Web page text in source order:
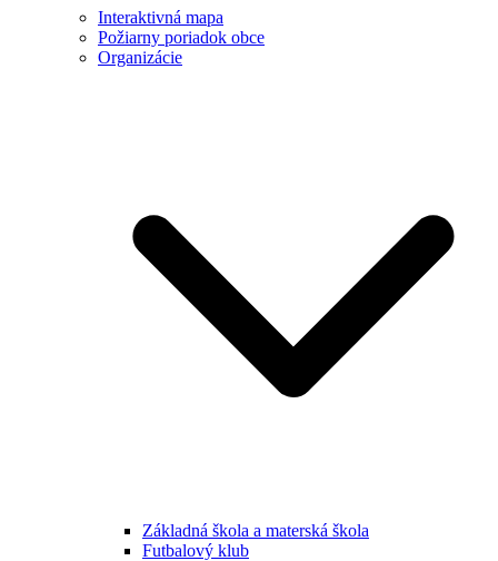
Interaktivná mapa
Požiarny poriadok obce
Organizácie
Základná škola a materská škola
Futbalový klub